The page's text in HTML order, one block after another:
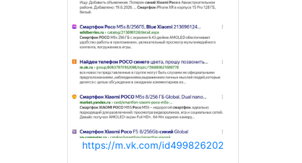
https://m.vk.com/id499826202